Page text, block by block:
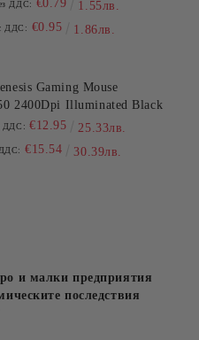
ДДС: €0.79 1.55лв.
ДДС: €0.95 1.86лв.
Gaming Mouse
2400Dpi Illuminated Black
ДДС: €12.95 25.33лв.
€15.54 30.39лв.
и малки предприятия
последствия